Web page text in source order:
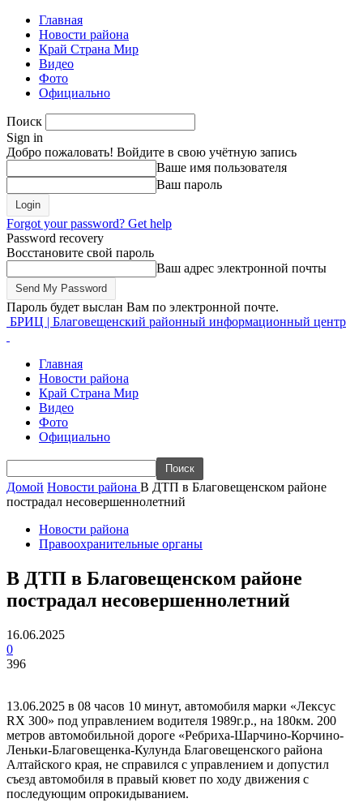
Главная
Новости района
Край Страна Мир
Видео
Фото
Официально
Поиск
Sign in
Добро пожаловать! Войдите в свою учётную запись
Ваше имя пользователя
Ваш пароль
Forgot your password? Get help
Password recovery
Восстановите свой пароль
Ваш адрес электронной почты
Пароль будет выслан Вам по электронной почте.
БРИЦ | Благовещенский районный информационный центр
Главная
Новости района
Край Страна Мир
Видео
Фото
Официально
Домой Новости района В ДТП в Благовещенском районе
пострадал несовершеннолетний
Новости района
Правоохранительные органы
В ДТП в Благовещенском районе
пострадал несовершеннолетний
16.06.2025
0
396
13.06.2025 в 08 часов 10 минут, автомобиля марки «Лексус
RX 300» под управлением водителя 1989г.р., на 180км. 200
метров автомобильной дороге «Ребриха-Шарчино-Корчино-
Леньки-Благовещенка-Кулунда Благовещенского района
Алтайского края, не справился с управлением и допустил
съезд автомобиля в правый кювет по ходу движения с
последующим опрокидыванием.